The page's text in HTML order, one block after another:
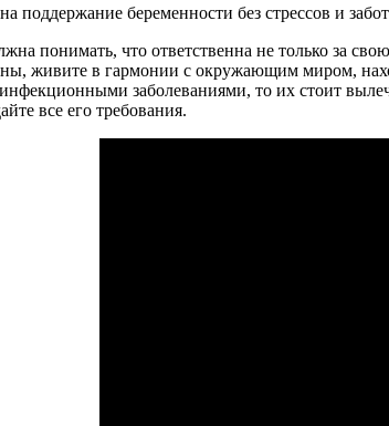
поддержание беременности без стрессов и
понимать, что ответственна не только за
живите в гармонии с окружающим миром,
заболеваниями, то их стоит
все его требования.